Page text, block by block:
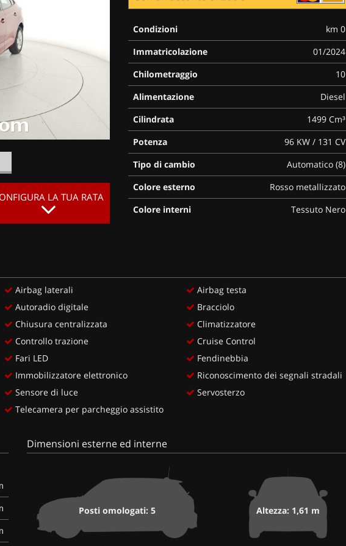
LA TUA RATA
Condizioni
km 0
Immatricolazione
01/2024
Chilometraggio
10
Alimentazione
Diesel
Cilindrata
1499 Cm³
Potenza
96 KW / 131 CV
Tipo di cambio
Automatico (8)
Colore esterno
Rosso metallizzato
Colore interni
Tessuto Nero
Airbag laterali
Autoradio digitale
Chiusura centralizzata
Controllo trazione
Fari LED
Immobilizzatore elettronico
Sensore di luce
Telecamera per parcheggio assistito
Airbag testa
Bracciolo
Climatizzatore
Cruise Control
Fendinebbia
Riconoscimento dei segnali stradali
Servosterzo
Dimensioni esterne ed interne
Posti omologati: 5 Altezza: 1,61 m